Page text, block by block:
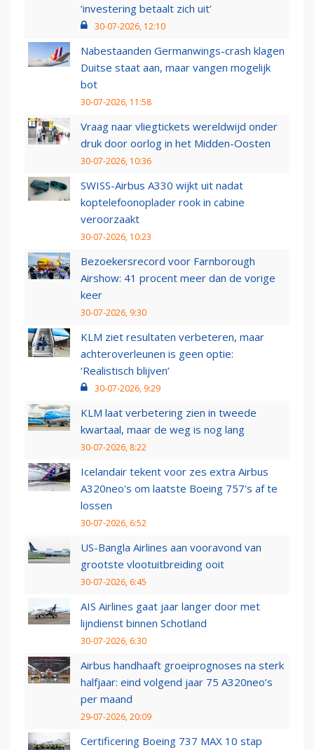
‘investering betaalt zich uit’
30-07-2026, 12:10
Nabestaanden Germanwings-crash klagen
Duitse staat aan, maar vangen mogelijk
bot
30-07-2026, 11:58
Vraag naar vliegtickets wereldwijd onder
druk door oorlog in het Midden-Oosten
30-07-2026, 10:36
SWISS-Airbus A330 wijkt uit nadat
koptelefoonoplader rook in cabine
veroorzaakt
30-07-2026, 10:23
Bezoekersrecord voor Farnborough
Airshow: 41 procent meer dan de vorige
keer
30-07-2026, 9:30
KLM ziet resultaten verbeteren, maar
achteroverleunen is geen optie:
‘Realistisch blijven’
30-07-2026, 9:29
KLM laat verbetering zien in tweede
kwartaal, maar de weg is nog lang
30-07-2026, 8:22
Icelandair tekent voor zes extra Airbus
A320neo's om laatste Boeing 757's af te
lossen
30-07-2026, 6:52
US-Bangla Airlines aan vooravond van
grootste vlootuitbreiding ooit
30-07-2026, 6:45
AIS Airlines gaat jaar langer door met
lijndienst binnen Schotland
30-07-2026, 6:30
Airbus handhaaft groeiprognoses na sterk
halfjaar: eind volgend jaar 75 A320neo’s
per maand
29-07-2026, 20:09
Certificering Boeing 737 MAX 10 stap